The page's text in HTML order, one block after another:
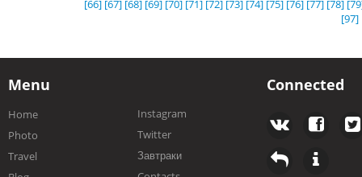
[66] [67] [68] [69] [70] [71] [72] [73] [74] [75] [76] [77] [78]
[97]
Menu
Home
Photo
Travel
Instagram
Twitter
Завтраки
Connected